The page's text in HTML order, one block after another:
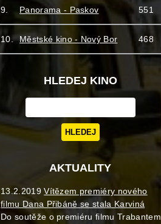
9. Panorama - Paskov 551
10. Městské kino - Nový Bor 468
HLEDEJ KINO
AKTUALITY
13.2.2019 Vítězem premiéry nového
filmu Dana Přibáně se stala Karviná
Do soutěže o premiéru filmu Trabantem